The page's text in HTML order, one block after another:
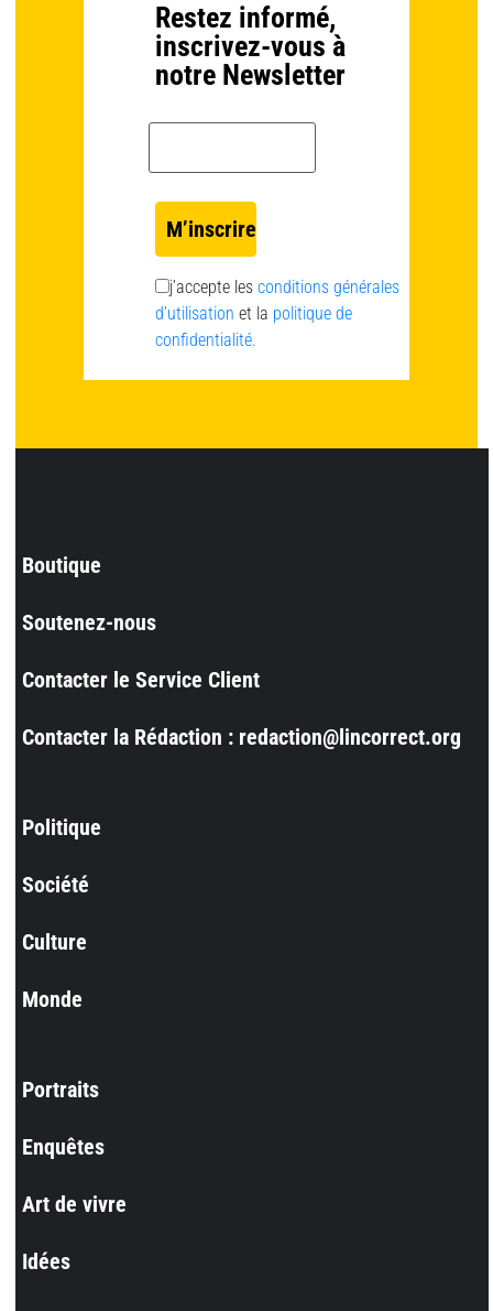
Restez informé,
inscrivez-vous à
notre Newsletter
j’accepte les conditions générales
d’utilisation et la politique de
confidentialité.
Boutique
Soutenez-nous
Contacter le Service Client
Contacter la Rédaction : redaction@lincorrect.org
Politique
Société
Culture
Monde
Portraits
Enquêtes
Art de vivre
Idées